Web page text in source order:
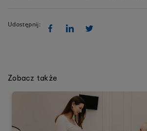
Udostępnij:
Zobacz także